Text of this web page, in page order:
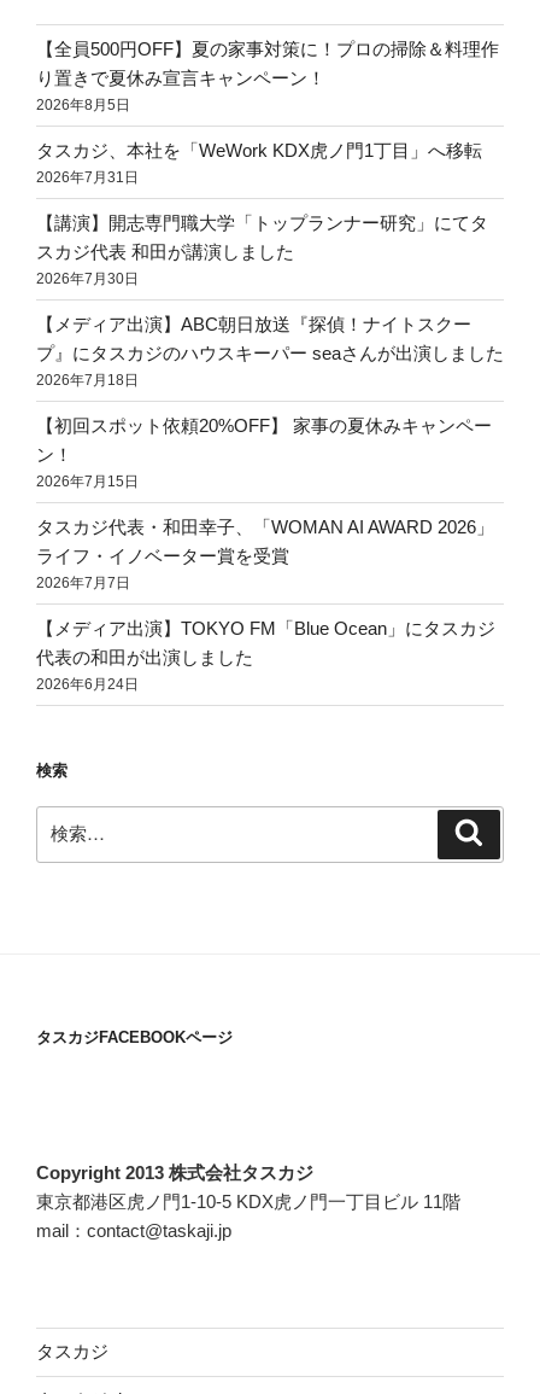
【全員500円OFF】夏の家事対策に！プロの掃除＆料理作
り置きで夏休み宣言キャンペーン！
2026年8月5日
タスカジ、本社を「WeWork KDX虎ノ門1丁目」へ移転
2026年7月31日
【講演】開志専門職大学「トップランナー研究」にてタ
スカジ代表 和田が講演しました
2026年7月30日
【メディア出演】ABC朝日放送『探偵！ナイトスクー
プ』にタスカジのハウスキーパー seaさんが出演しました
2026年7月18日
【初回スポット依頼20%OFF】 家事の夏休みキャンペー
ン！
2026年7月15日
タスカジ代表・和田幸子、「WOMAN AI AWARD 2026」
ライフ・イノベーター賞を受賞
2026年7月7日
【メディア出演】TOKYO FM「Blue Ocean」にタスカジ
代表の和田が出演しました
2026年6月24日
検索
索:
タスカジFACEBOOKページ
Copyright 2013 株式会社タスカジ
東京都港区虎ノ門1-10-5 KDX虎ノ門一丁目ビル 11階
mail：contact@taskaji.jp
タスカジ